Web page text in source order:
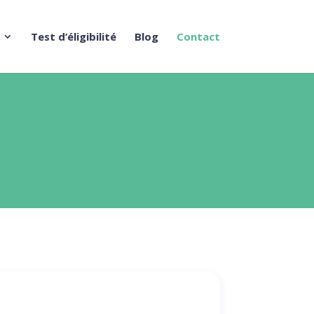
Test d’éligibilité Blog Contact